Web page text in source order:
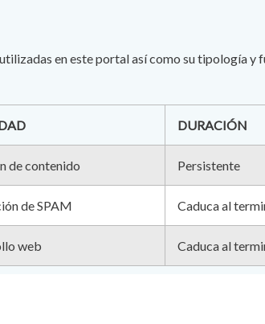
en este portal así como su tipología y
DURACIÓN
de contenido Persistente
de SPAM Caduca al
web Caduca al